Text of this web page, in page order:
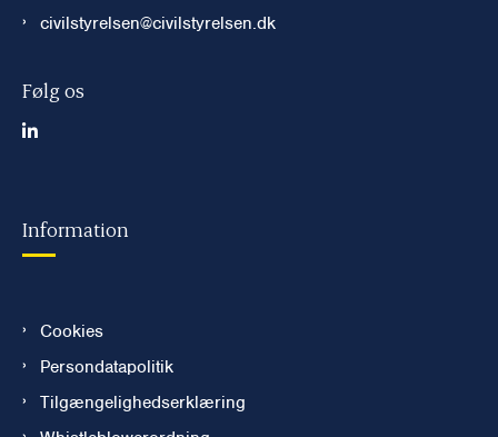
civilstyrelsen@civilstyrelsen.dk
Følg os
Information
Cookies
Persondatapolitik
Tilgængelighedserklæring